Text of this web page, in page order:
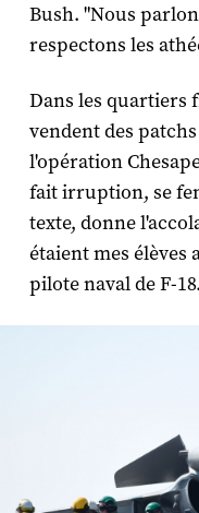
Bush. "Nous
respectons les
Dans les quartiers
vendent des
l'opération
fait irruption, se
texte, donne
étaient mes élèves
pilote naval de F-18.